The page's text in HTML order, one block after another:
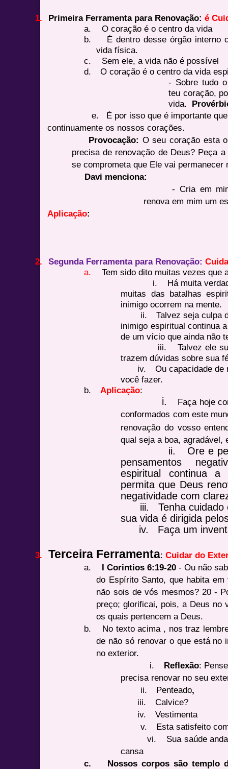
1. Primeira Ferramenta para Renovação: é
a.
O coração é o centro da vida
b.
É dentro desse órgão interno
vida física.
c.
Sem ele, a vida não é possível
d.
O coração é o centro da vida
- Sobre tudo
teu coração,
vida.
e. É por isso que é importante que
continuamente os nossos corações.
Provocação: O seu coração esta
precisa de renovação de Deus? Peça
se comprometa que Ele vai permanecer
Davi menciona:
- Cria em
renova em mim um
Aplicação:
2. Segunda Ferramenta para Renovação:
a.
Tem sido dito muitas vezes que
i.
Há muita
muitas das batalhas
inimigo ocorrem na mente.
ii.
Talvez seja culpa
inimigo espiritual continua
de um vício que ainda não
iii.
Talvez ele
trazem dúvidas sobre sua
iv.
Ou capacidade de
você fazer.
b.
Aplicação:
i.
Faça hoje
conformados com este
renovação do vosso
qual seja a boa, agradável,
ii.
Ore e
pensamentos
espiritual continua
permita que Deus
negatividade com
iii.
Tenha
sua vida é dirigida
iv.
Faça um
3. Terceira Ferramenta:Cuidar do
a.
I Corintios 6:19-20 - Ou não
do Espírito Santo, que habita
não sois de vós mesmos? 20 -
preço; glorificai, pois, a Deus no
os quais pertencem a Deus.
b.
No texto acima , nos traz
de não só renovar o que está no
no exterior.
i.
Reflexão:
precisa renovar no seu
ii.
Penteado,
iii.
Calvice?
iv.
Vestimenta
v.
Esta satisfeito
vi.
Sua saúde
cansa
c.
Nossos corpos são templo